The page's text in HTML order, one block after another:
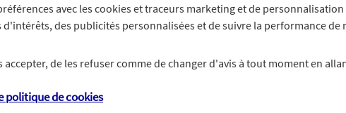
avec lescookies et traceurs marketing et de
d'intérêts, des publicités personnalisées et de suivre la performance de
accepter, de les refuser comme de changer d'avis à tout moment en
politique decookies